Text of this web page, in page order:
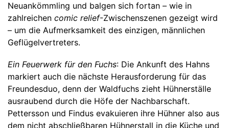
Neuankömmling und balgen sich fortan – wie in
zahlreichen comic relief-Zwischenszenen gezeigt wird
– um die Aufmerksamkeit des einzigen, männlichen
Geflügelvertreters.
Ein Feuerwerk für den Fuchs: Die Ankunft des Hahns
markiert auch die nächste Herausforderung für das
Freundesduo, denn der Waldfuchs zieht Hühnerställe
ausraubend durch die Höfe der Nachbarschaft.
Pettersson und Findus evakuieren ihre Hühner also aus
dem nicht abschließbaren Hühnerstall in die Küche und